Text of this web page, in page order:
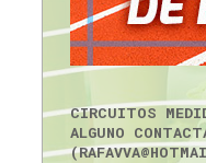
CIRCUITOS
ALGUNO